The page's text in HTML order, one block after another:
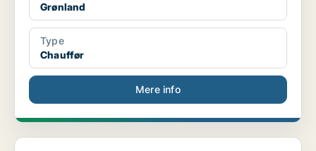
Grønland
Type
Chauffør
Mere info
Pisattat Aasiaat søger salgsmedarbejder